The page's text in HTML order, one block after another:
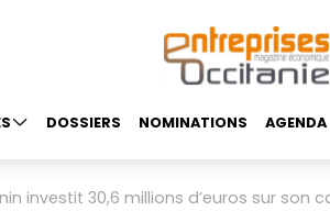
DOSSIERS NOMINATIONS AGENDA
investit 30,6 millions d’euros sur son